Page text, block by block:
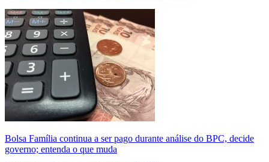
Bolsa Família continua a ser pago durante análise do BPC, decide
governo; entenda o que muda